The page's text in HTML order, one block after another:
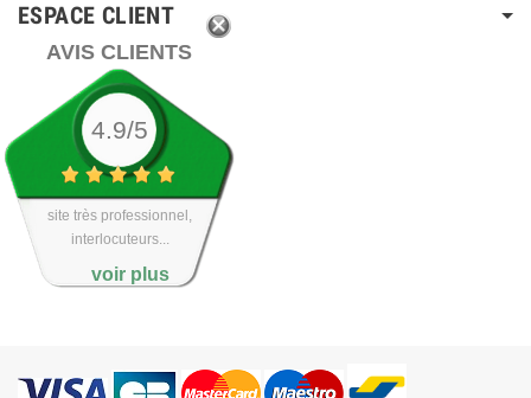
ESPACE CLIENT
AVIS CLIENTS
4.9/5
site très professionnel,
interlocuteurs...
voir plus